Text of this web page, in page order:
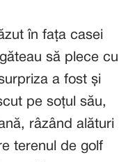
în fața casei
să plece cu
a fost și
pe soțul său,
râzând alături
terenul de golf